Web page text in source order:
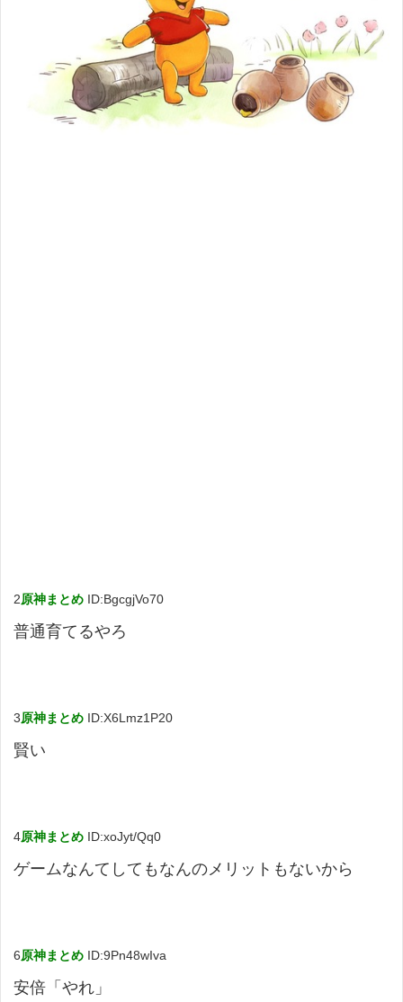
2原神まとめ ID:BgcgjVo70
普通育てるやろ
3原神まとめ ID:X6Lmz1P20
賢い
4原神まとめ ID:xoJyt/Qq0
ゲームなんてしてもなんのメリットもないから
6原神まとめ ID:9Pn48wIva
安倍「やれ」